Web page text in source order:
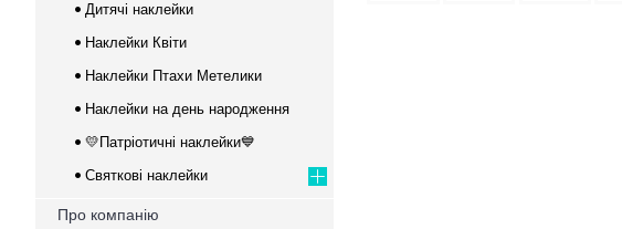
Дитячі наклейки
Наклейки Квіти
Наклейки Птахи Метелики
Наклейки на день народження
💛Патріотичні наклейки💙
Святкові наклейки
Про компанію